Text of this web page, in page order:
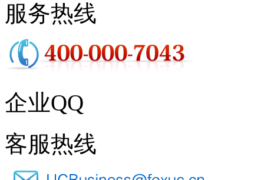
服务热线
企业QQ
客服热线